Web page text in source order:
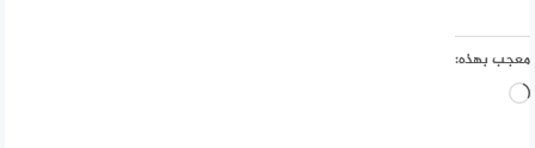
معجب بهذه:
جاري